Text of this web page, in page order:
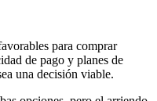
para comprar
de pago y planes de
una decisión viable.